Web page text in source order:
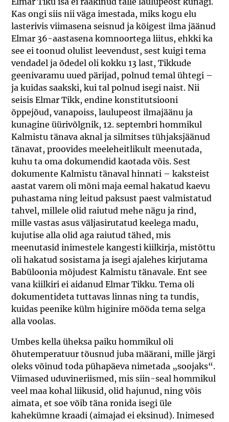
Kas ongi siis nii väga imestada, miks kogu elu
lasterivis viimasena seisnud ja kõigest ilma jäänud
Elmar 36-aastasena komnoortega liitus, ehkki ka
see ei toonud olulist leevendust, sest kuigi tema
vendadel ja õdedel oli kokku 13 last, Tikkude
geenivaramu uued pärijad, polnud temal ühtegi –
ja kuidas saakski, kui tal polnud isegi naist. Nii
seisis Elmar Tikk, endine konstitutsiooni
õppejõud, vanapoiss, laulupeost ilmajäänu ja
kunagine üürivõlgnik, 12. septembri hommikul
Kalmistu tänava aknal ja silmitses tühjaksjäänud
tänavat, proovides meeleheitlikult meenutada,
kuhu ta oma dokumendid kaotada võis. Sest
dokumente Kalmistu tänaval hinnati – kaksteist
aastat varem oli mõni maja eemal hakatud kaevu
puhastama ning leitud paksust paest valmistatud
tahvel, millele olid raiutud mehe nägu ja rind,
mille vastas asus väljasirutatud keelega madu,
kujutise alla olid aga raiutud tähed, mis
meenutasid inimestele kangesti kiilkirja, mistõttu
oli hakatud sosistama ja isegi ajalehes kirjutama
Babüloonia mõjudest Kalmistu tänavale. Ent see
vana kiilkiri ei aidanud Elmar Tikku. Tema oli
dokumentideta tuttavas linnas ning ta tundis,
kuidas peenike külm higinire mööda tema selga
alla voolas.
Umbes kella üheksa paiku hommikul oli
õhutemperatuur tõusnud juba määrani, mille järgi
oleks võinud toda pühapäeva nimetada „soojaks“.
Viimased uduvineriismed, mis siin-seal hommikul
veel maa kohal liikusid, olid hajunud, ning võis
aimata, et soe võib täna ronida isegi üle
kahekümne kraadi (aimajad ei eksinud). Inimesed